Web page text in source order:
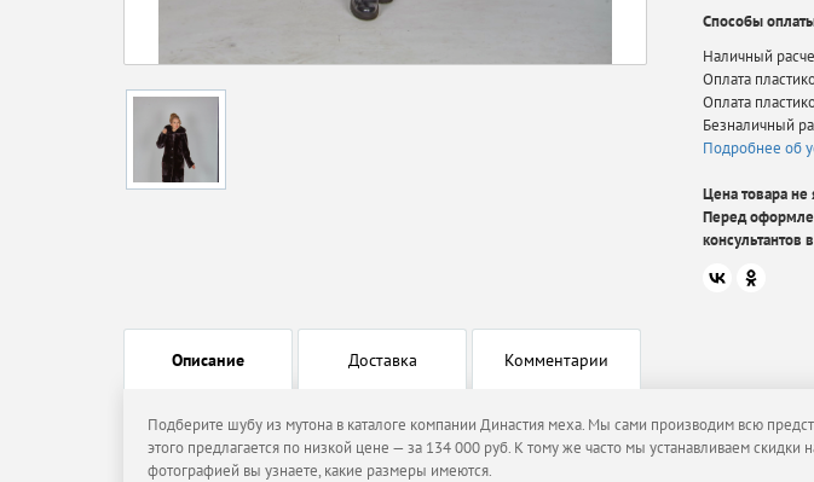
Способы
Наличный
Оплата
Оплата
Безналичный
Подробнее об
Цена товара не
Перед
консультантов
Описание Доставка Комментарии
Подберите шубу из мутона в каталоге компании Династия меха. Мы сами производим всю
этого предлагается по низкой цене — за 134 000 руб. К тому же часто мы устанавливаем
фотографией вы узнаете, какие размеры имеются.